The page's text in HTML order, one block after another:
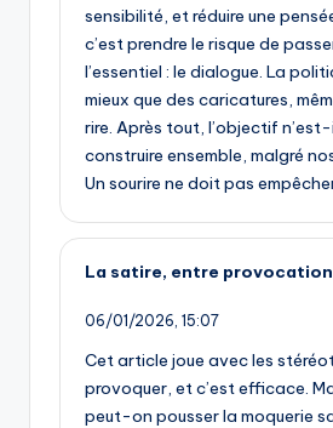
sensibilité, et réduire une
c’est prendre le risque de
l’essentiel : le dialogue. La
mieux que des caricatures,
rire. Après tout, l’objectif
construire ensemble, malgré
Un sourire ne doit pas
La satire, entre
06/01/2026, 15:07
Cet article joue avec les
provoquer, et c’est efficace.
peut-on pousser la moquerie